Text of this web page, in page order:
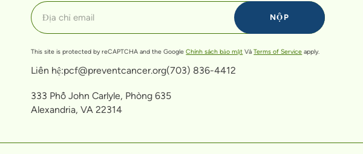
This site is protected by reCAPTCHA and the GoogleChính sách bảo mật VàTerms of Service apply.
Liên hệ:pcf@preventcancer.org(703) 836-4412
333 Phố John Carlyle, Phòng 635
Alexandria, VA 22314